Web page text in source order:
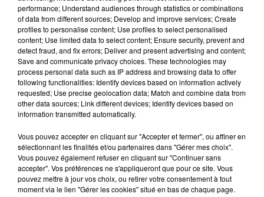
Alouette vous invite à
Futuroscope Xperiences !
Le Duel - Gagnez votre balade
en jet ski !
Podcasts Voir plus
performance; Understand audiences through statistics or combinations
of data from different sources; Develop and improve services; Create
profiles to personalise content; Use profiles to select personalised
content; Use limited data to select content; Ensure security, prevent and
detect fraud, and fix errors; Deliver and present advertising and content;
Save and communicate privacy choices. These technologies may
process personal data such as IP address and browsing data to offer
following functionalities: Identify devices based on information actively
requested; Use precise geolocation data; Match and combine data from
other data sources; Link different devices; Identify devices based on
information transmitted automatically.
Vous pouvez accepter en cliquant sur "Accepter et fermer", ou affiner en
sélectionnant les finalités et/ou partenaires dans "Gérer mes choix".
Vous pouvez également refuser en cliquant sur "Continuer sans
accepter". Vos préférences ne s'appliqueront que pour ce site. Vous
pouvez mettre à jour vos choix, ou retirer votre consentement à tout
moment via le lien "Gérer les cookies" situé en bas de chaque page.